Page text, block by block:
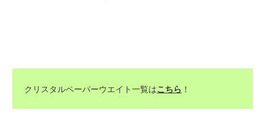
クリスタルペーパーウエイト一覧はこちら ！